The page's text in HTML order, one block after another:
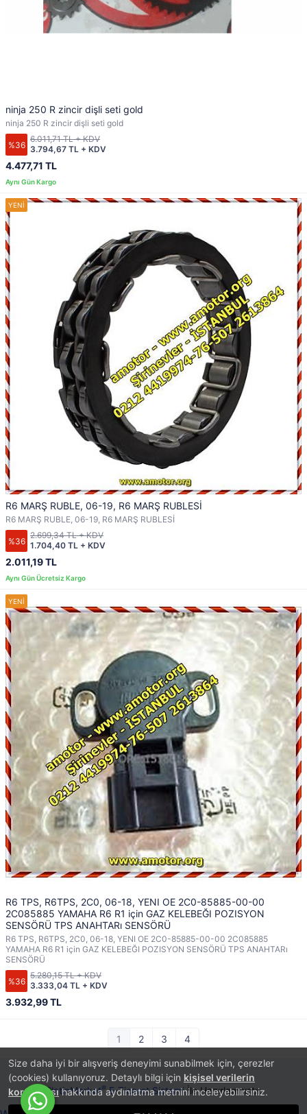
Size daha iyi bir alışveriş deneyimi sunabilmek için, çerezler
(cookies) kullanıyoruz. Detaylı bilgi için kişisel verilerin
korunmasıhakkında aydınlatma metnini inceleyebilirsiniz.
ninja 250 R zincir dişli seti gold
ninja 250 R zincir dişli seti gold
%36
4.477,71 TL
3.794,67 TL + KDV
6.011,71 TL + KDV
R6 MARŞ RUBLE, 06-19, R6 MARŞ RUBLESİ
R6 MARŞ RUBLE, 06-19, R6 MARŞ RUBLESİ
%36
2.011,19 TL
1.704,40 TL + KDV
2.699,34 TL + KDV
R6 TPS, R6TPS, 2C0, 06-18, YENI OE 2C0-85885-00-00
2C085885 YAMAHA R6 R1 için GAZ KELEBEĞI POZISYON
SENSÖRÜ TPS ANAHTARı SENSÖRÜ
R6 TPS, R6TPS, 2C0, 06-18, YENI OE 2C0-85885-00-00 2C085885
YAMAHA R6 R1 için GAZ KELEBEĞI POZISYON SENSÖRÜ TPS ANAHTARı
SENSÖRÜ
%36
3.932,99 TL
3.333,04 TL + KDV
5.280,15 TL + KDV
1 2 3 4
PlatinMarket®E-Ticaret Sistemiİle Hazırlanmıştır.